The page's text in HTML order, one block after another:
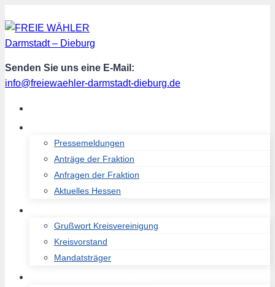
Inhalt
springen
Senden Sie uns eine E-Mail:
info@freiewaehler-darmstadt-dieburg.de
Pressemeldungen
Anträge der Fraktion
Anfragen der Fraktion
Aktuelles Hessen
Grußwort Kreisvereinigung
Kreisvorstand
Mandatsträger